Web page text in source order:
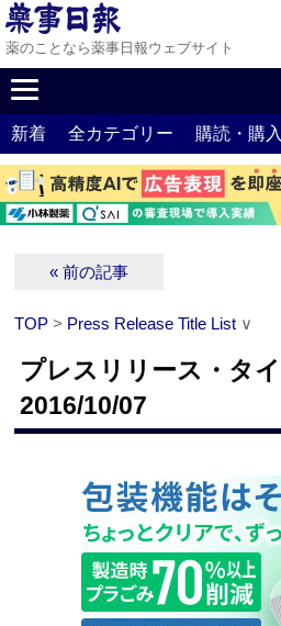
薬のことなら薬事日報ウェブサイト
新着 全カテゴリー 購読・購
« 前の記事
TOP > Press Release Title List ∨
プレスリリース・タ
2016/10/07